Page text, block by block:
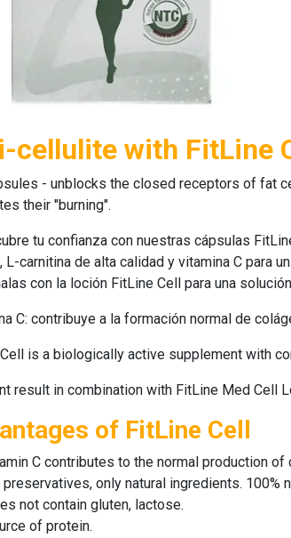
cellulite with FitLine
- unblocks the closed receptors of fat
their "burning".
tu confianza con nuestras cápsulas
L-carnitina de alta calidad y vitamina C para
con la loción FitLine Cell para una
C: contribuye a la formación normal de
is a biologically active supplement with
result in combination with FitLine Med Cell
of FitLine Cell
C contributes to the normal production
preservatives, only natural ingredients. 100%
not contain gluten, lactose.
of protein.